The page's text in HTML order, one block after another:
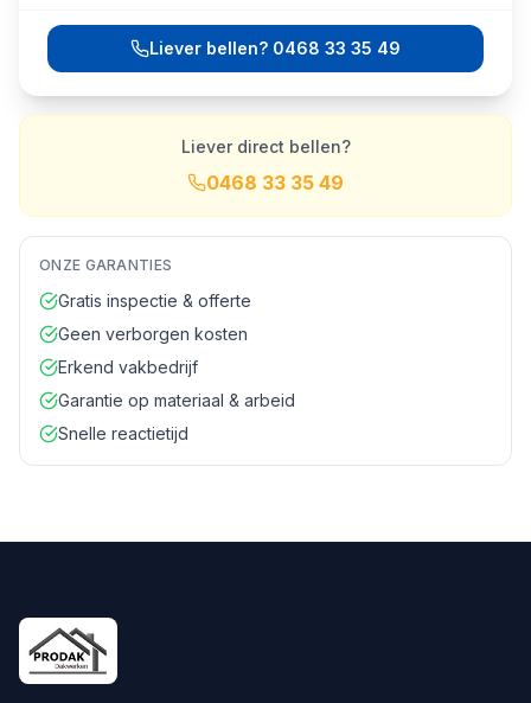
Liever bellen? 0468 33 35 49
Liever direct bellen?
0468 33 35 49
ONZE GARANTIES
Gratis inspectie & offerte
Geen verborgen kosten
Erkend vakbedrijf
Garantie op materiaal & arbeid
Snelle reactietijd